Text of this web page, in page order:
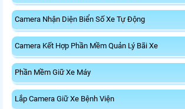
Camera Nhận Diện Biển Số Xe Tự Động
Camera Kết Hợp Phần Mềm Quản Lý Bãi Xe
Phần Mềm Giữ Xe Máy
Lắp Camera Giữ Xe Bệnh Viện